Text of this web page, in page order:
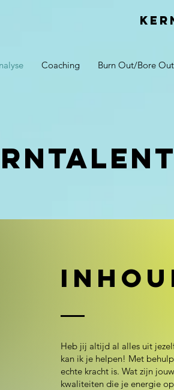
Coaching Burn Out/Bore Out
Heb jij altijd al alles uit
kan ik je helpen! Met
echte kracht is. Wat zijn
kwaliteiten die je energie